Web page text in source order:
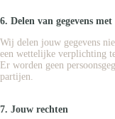
6. Delen van gegevens met
Wij delen jouw gegevens
een wettelijke verplichting
Er worden geen
partijen.
7. Jouw rechten